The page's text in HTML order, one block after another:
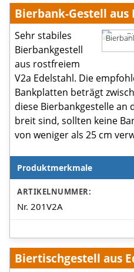
Bierbank-Gestell aus
Sehr stabiles
Bierbankgestell
aus rostfreiem
V2a Edelstahl. Die
Bankplatten beträgt
diese Bierbankgestelle an
breit sind, sollten keine
von weniger als 25 cm
Produktmerkmale
ARTIKELNUMMER:
Nr. 201V2A
Biertischgestell aus